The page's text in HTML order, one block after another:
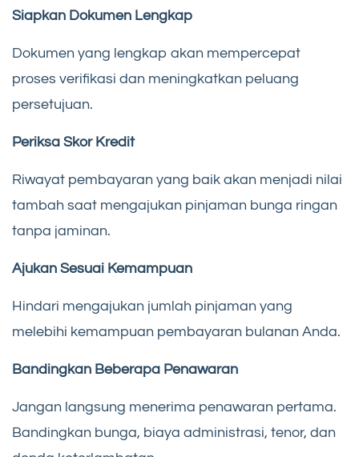
Siapkan Dokumen Lengkap
Dokumen yang lengkap akan mempercepat
proses verifikasi dan meningkatkan peluang
persetujuan.
Periksa Skor Kredit
Riwayat pembayaran yang baik akan menjadi nilai
tambah saat mengajukan pinjaman bunga ringan
tanpa jaminan.
Ajukan Sesuai Kemampuan
Hindari mengajukan jumlah pinjaman yang
melebihi kemampuan pembayaran bulanan Anda.
Bandingkan Beberapa Penawaran
Jangan langsung menerima penawaran pertama.
Bandingkan bunga, biaya administrasi, tenor, dan